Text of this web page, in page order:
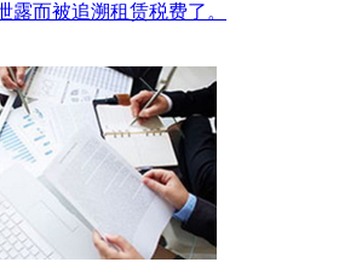
露而被追溯租赁税费了。